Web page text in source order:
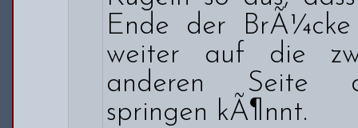
Ende der
weiter auf die
anderen Seite
springen kÃ¶nnt.